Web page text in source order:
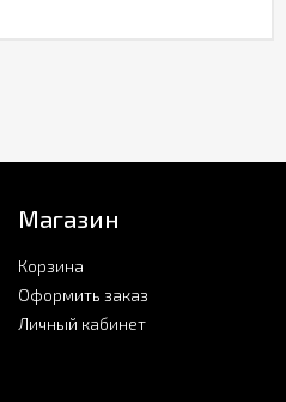
Магазин
Корзина
Оформить заказ
Личный кабинет